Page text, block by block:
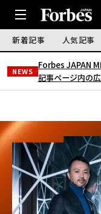
新着記事 人気記事
NEWS
Forbes JAPAN
記事ページ内の